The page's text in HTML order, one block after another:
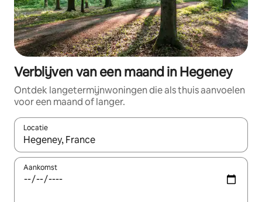
Verblijven van een maand in Hegeney
Ontdek langetermijnwoningen die als thuis aanvoelen
voor een maand of langer.
Locatie
Wanneer er resultaten beschikbaar zijn, maak je een keuze
Aankomst